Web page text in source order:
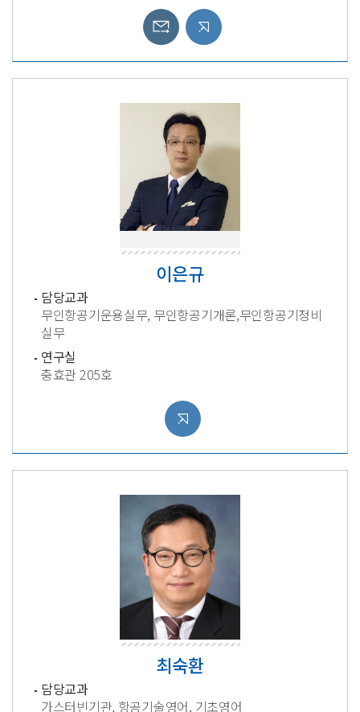
이은규
담당교과
무인항공기운용실무, 무인항공기개론,무인항공기정비
실무
연구실
충효관 205호
최숙환
담당교과
가스터빈기관, 항공기술영어, 기초영어